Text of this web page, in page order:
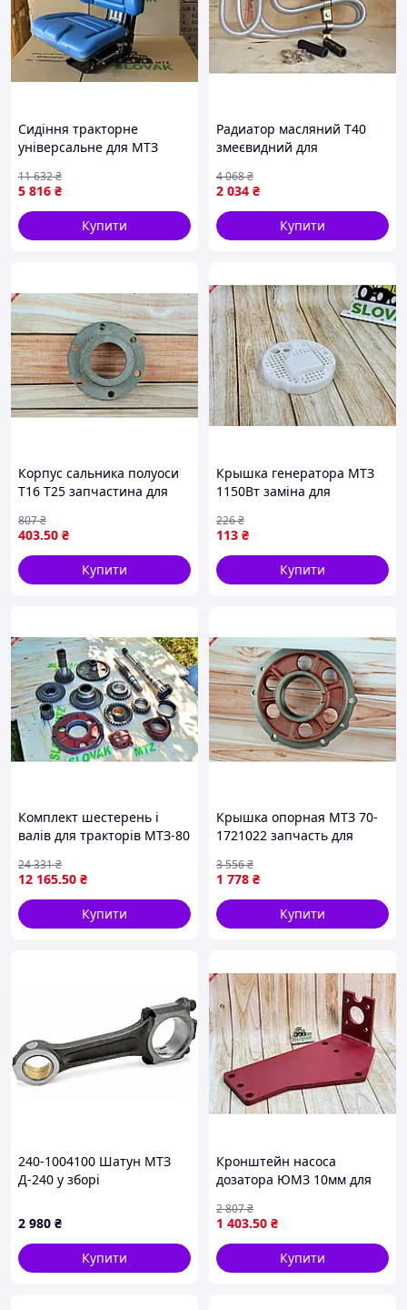
Сидіння тракторне
універсальне для МТЗ
водія комфортне для
роботи на полях
5 816 ₴
11 632₴
Купити
Радиатор масляний Т40
змеєвидний для
техніки охолодження
масла новий
2 034 ₴
4 068₴
Купити
Корпус сальника полуоси
Т16 Т25 запчастина для
герметичність трансмісії
403.50 ₴
807₴
Купити
Крышка генератора МТЗ
1150Вт заміна для
від пошкоджень
113 ₴
226₴
Купити
Комплект шестерень і
валів для тракторів МТЗ-80
сцеплення
12 165.50 ₴
24 331₴
Купити
Крышка опорная МТЗ 70-
1721022 запчасть для
роботи двигуна
1 778 ₴
3 556₴
Купити
240-1004100 Шатун МТЗ
Д-240 у зборі
2 980 ₴
Купити
Кронштейн насоса
дозатора ЮМЗ 10мм для
кріплення для
сільгосптехніки
1 403.50 ₴
2 807₴
Купити